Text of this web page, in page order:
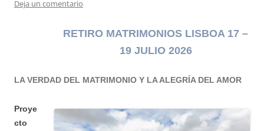
Deja un comentario
RETIRO MATRIMONIOS LISBOA 17 –
19 JULIO 2026
LA VERDAD DEL MATRIMONIO Y LA ALEGRÍA DEL AMOR
Proye
cto